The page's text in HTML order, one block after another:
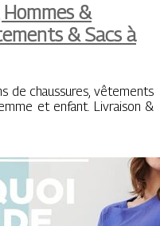
Hommes &
& Sacs à
de chaussures, vêtements
et enfant. Livraison &